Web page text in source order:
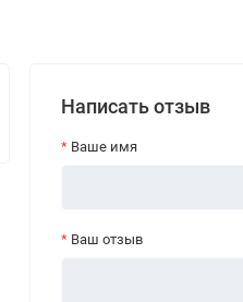
Написать отзыв
Ваше имя
Ваш отзыв